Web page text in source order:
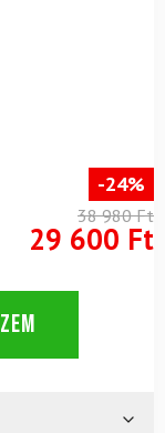
-24%
38 980 Ft
29 600 Ft